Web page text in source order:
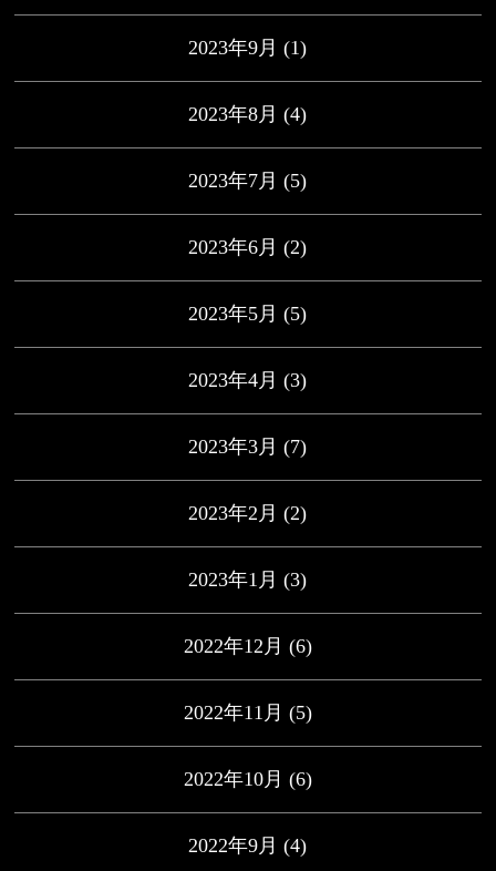
2023年9月 (1)
2023年8月 (4)
2023年7月 (5)
2023年6月 (2)
2023年5月 (5)
2023年4月 (3)
2023年3月 (7)
2023年2月 (2)
2023年1月 (3)
2022年12月 (6)
2022年11月 (5)
2022年10月 (6)
2022年9月 (4)